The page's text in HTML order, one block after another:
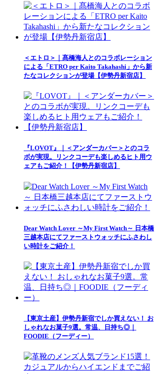
＜エトロ＞｜髙橋海人とのコラボレーション
による「ETRO per Kaito Takahashi」から新
たなコレクションが登場【伊勢丹新宿店】
『LOVOT』｜＜アンダーカバー＞とのコラ
ボが実現。リンクコーデも楽しめるヒト用ウ
ェアもご紹介！【伊勢丹新宿店】
Dear Watch Lover ～My First Watch～ 日本橋
三越本店にてファーストウォッチにふさわし
い時計をご紹介！
【東京土産】伊勢丹新宿でしか買えない！ お
しゃれなお菓子9選。常温、日持ち◎｜
FOODIE（フーディー）